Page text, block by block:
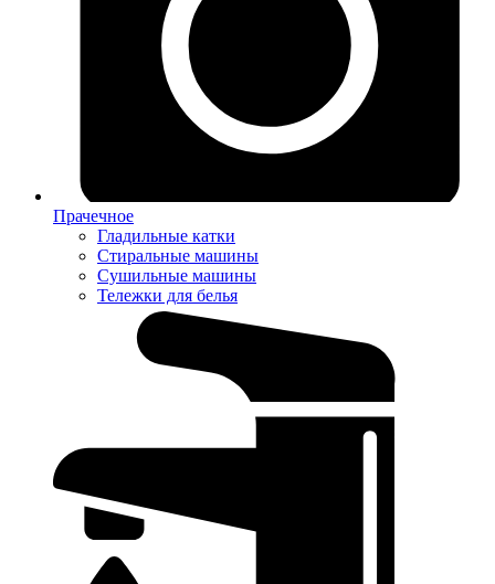
Прачечное
Гладильные катки
Стиральные машины
Сушильные машины
Тележки для белья